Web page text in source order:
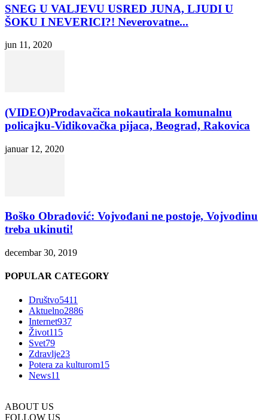
SNEG U VALJEVU USRED JUNA, LJUDI U
ŠOKU I NEVERICI?! Neverovatne...
jun 11, 2020
(VIDEO)Prodavačica nokautirala komunalnu
policajku-Vidikovačka pijaca, Beograd, Rakovica
januar 12, 2020
Boško Obradović: Vojvođani ne postoje, Vojvodinu
treba ukinuti!
decembar 30, 2019
POPULAR CATEGORY
Društvo5411
Aktuelno2886
Internet937
Život115
Svet79
Zdravlje23
Potera za kulturom15
News11
ABOUT US
FOLLOW US